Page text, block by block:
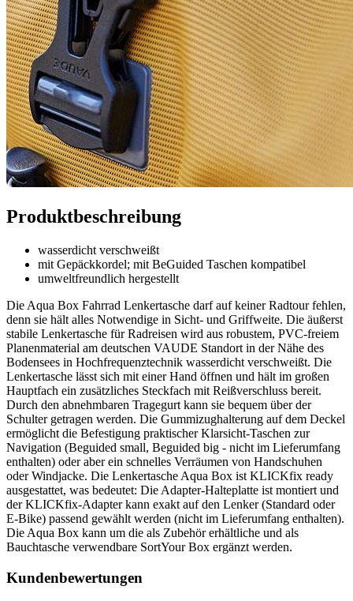
Produktbeschreibung
wasserdicht verschweißt
mit Gepäckkordel; mit BeGuided Taschen kompatibel
umweltfreundlich hergestellt
Die Aqua Box Fahrrad Lenkertasche darf auf keiner Radtour fehlen,
denn sie hält alles Notwendige in Sicht- und Griffweite. Die äußerst
stabile Lenkertasche für Radreisen wird aus robustem, PVC-freiem
Planenmaterial am deutschen VAUDE Standort in der Nähe des
Bodensees in Hochfrequenztechnik wasserdicht verschweißt. Die
Lenkertasche lässt sich mit einer Hand öffnen und hält im großen
Hauptfach ein zusätzliches Steckfach mit Reißverschluss bereit.
Durch den abnehmbaren Tragegurt kann sie bequem über der
Schulter getragen werden. Die Gummizughalterung auf dem Deckel
ermöglicht die Befestigung praktischer Klarsicht-Taschen zur
Navigation (Beguided small, Beguided big - nicht im Lieferumfang
enthalten) oder aber ein schnelles Verräumen von Handschuhen
oder Windjacke. Die Lenkertasche Aqua Box ist KLICKfix ready
ausgestattet, was bedeutet: Die Adapter-Halteplatte ist montiert und
der KLICKfix-Adapter kann exakt auf den Lenker (Standard oder
E-Bike) passend gewählt werden (nicht im Lieferumfang enthalten).
Die Aqua Box kann um die als Zubehör erhältliche und als
Bauchtasche verwendbare SortYour Box ergänzt werden.
Kundenbewertungen